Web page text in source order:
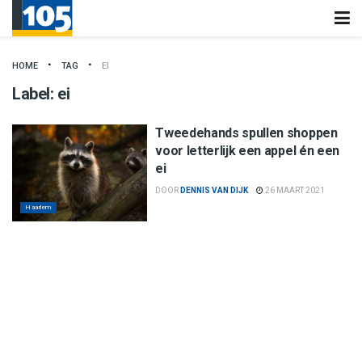
HOME TAG EI
Label: ei
Haarlem
Tweedehands spullen shoppen
voor letterlijk een appel én een
ei
DOOR DENNIS VAN DIJK 26 MAART 2021